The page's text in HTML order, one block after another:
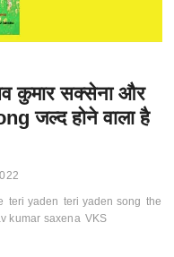
कुमार सक्सेना और
जल्द होने वाला है
teri yaden teri yaden song the
kumar saxena VKS